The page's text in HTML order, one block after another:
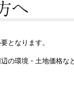
となります。
の環境・土地価格な